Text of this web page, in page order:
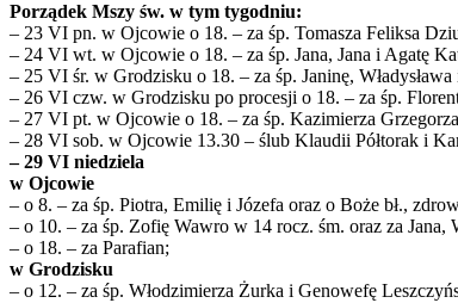
Porządek Mszy św. w tym tygodniu:
– 23 VI pn. w Ojcowie o 18. – za śp. Tomasza Feliksa
– 24 VI wt. w Ojcowie o 18. – za śp. Jana, Jana i Agatę
– 25 VI śr. w Grodzisku o 18. – za śp. Janinę,
– 26 VI czw. w Grodzisku po procesji o 18. – za śp.
– 27 VI pt. w Ojcowie o 18. – za śp. Kazimierza
– 28 VI sob. w Ojcowie 13.30 – ślub Klaudii Półtorak i
– 29 VI niedziela
w Ojcowie
– o 8. – za śp. Piotra, Emilię i Józefa oraz o Boże bł.,
– o 10. – za śp. Zofię Wawro w 14 rocz. śm. oraz za Jana,
– o 18. – za Parafian;
w Grodzisku
– o 12. – za śp. Włodzimierza Żurka i Genowefę